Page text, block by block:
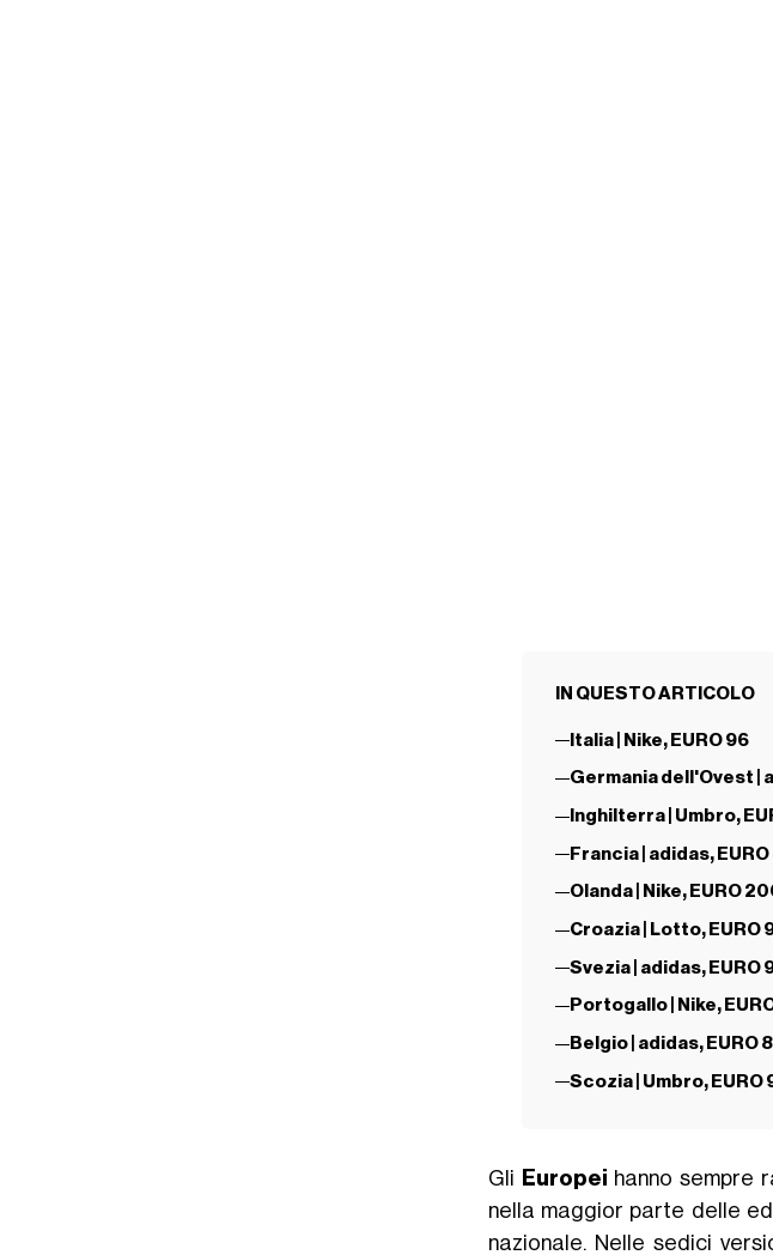
IN QUESTO ARTICOLO
Italia | Nike, EURO 96
Germania dell'Ovest |
Inghilterra | Umbro,
Francia | adidas, EURO
Olanda | Nike, EURO
Croazia | Lotto, EURO
Svezia | adidas, EURO
Portogallo | Nike,
Belgio | adidas, EURO
Scozia | Umbro, EURO
Gli Europei hanno sempre
nella maggior parte delle
nazionale. Nelle sedici